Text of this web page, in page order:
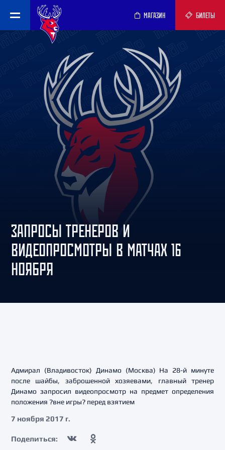
МАГАЗИН БИЛЕТЫ
ЗАПРОСЫ ТРЕНЕРОВ И
ВИДЕОПРОСМОТРЫ В МАТЧАХ 16
НОЯБРЯ
Адмирал (Владивосток) Динамо (Москва) На 28-й минуте
после шайбы, заброшенной хозяевами, главный тренер
Динамо запросил видеопросмотр на предмет определения
положения ?вне игры? перед взятием
7 ноября 2017 г.
Поделиться: